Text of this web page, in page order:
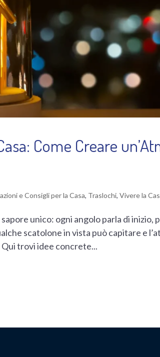
Come Creare
e Consigli per la Casa, Traslochi,Vivere la
unico: ogni angolo parla di inizio,
scatolone in vista può capitare e
trovi idee concrete...